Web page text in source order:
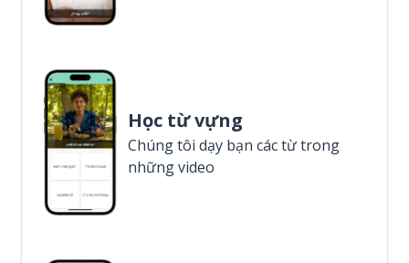
Học từ vựng
Chúng tôi dạy bạn các từ trong
những video